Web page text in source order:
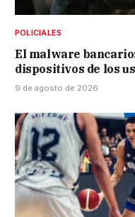
POLICIALES
El malware
dispositivos de los
9 de agosto de 2026